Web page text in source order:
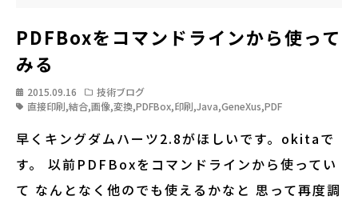
PDFBoxをコマンドラインから使って
みる
2015.09.16
技術ブログ
直接印刷,結合,画像,変換,PDFBox,印刷,Java,GeneXus,PDF
早くキングダムハーツ2.8がほしいです。okitaで
す。 以前PDFBoxをコマンドラインから使ってい
て なんとなく他のでも使えるかなと 思って再度調